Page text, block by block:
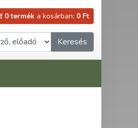
0 termék a kosárban: 0 Ft
Keresés